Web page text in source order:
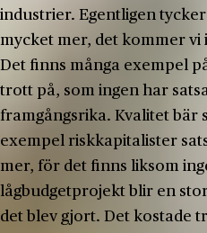
industrier. Egentligen
mycket mer, det kommer vi
Det finns många exempel
trott på, som ingen har
framgångsrika. Kvalitet bär
exempel riskkapitalister
mer, för det finns liksom
lågbudgetprojekt blir en
det blev gjort. Det kostade